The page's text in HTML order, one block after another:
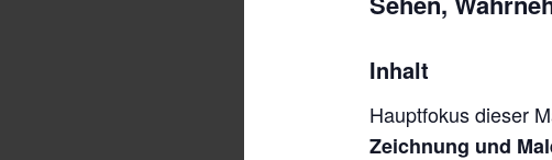
Inhalt
Hauptfokus dieser
Zeichnung und